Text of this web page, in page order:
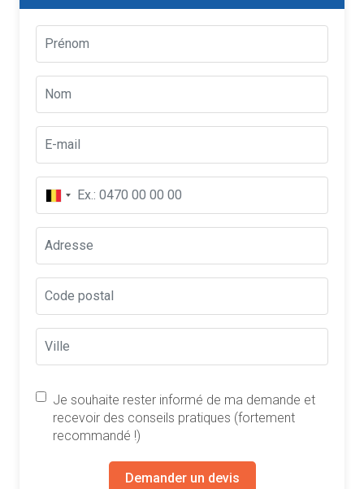
Je souhaite rester informé de ma demande et
recevoir des conseils pratiques (fortement
recommandé !)
Demander un devis